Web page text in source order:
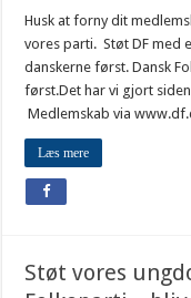
Husk at forny dit
vores parti. Støt DF med
danskerne først. Dansk
først.Det har vi gjort
Medlemskab via
Læs mere
Støt vores